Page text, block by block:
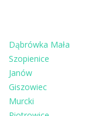
Dąbrówka Mała
Szopienice
Janów
Giszowiec
Murcki